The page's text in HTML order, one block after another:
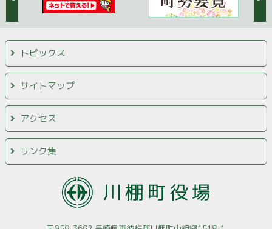
トピックス
サイトマップ
アクセス
リンク集